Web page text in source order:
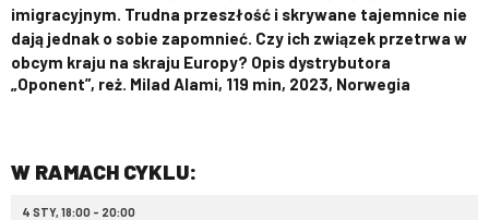
imigracyjnym. Trudna przeszłość i skrywane tajemnice nie
dają jednak o sobie zapomnieć. Czy ich związek przetrwa w
obcym kraju na skraju Europy? Opis dystrybutora
„Oponent”, reż. Milad Alami, 119 min, 2023, Norwegia
W RAMACH CYKLU:
4 STY, 18:00 - 20:00